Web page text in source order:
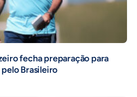
fecha preparação para
Brasileiro